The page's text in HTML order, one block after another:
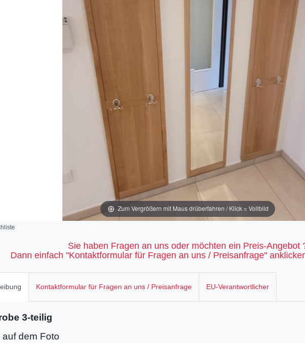
Zum Vergrößern mit Maus drüberfahren / Klick = Vollbild
Sie haben Fragen an uns oder möchten ein Preis-Angebot
Dann einfach "Kontaktformular für Fragen an uns / Preisanfrage"
Kontaktformular für Fragen an uns / Preisanfrage EU-Verantwortlicher
3-teilig
auf dem Foto